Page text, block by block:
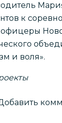
к
и воля».